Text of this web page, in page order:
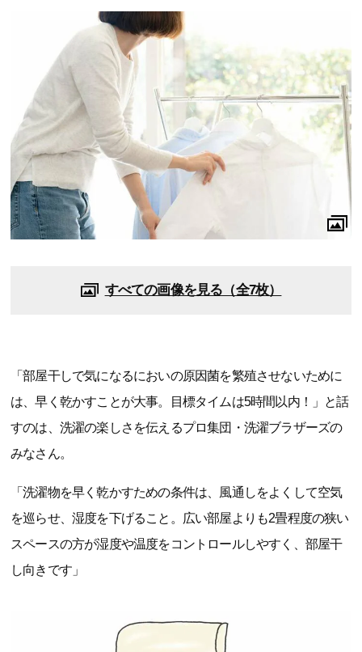
すべての画像を見る（全7枚）
「部屋干しで気になるにおいの原因菌を繁殖させないために
は、早く乾かすことが大事。目標タイムは5時間以内！」と話
すのは、洗濯の楽しさを伝えるプロ集団・洗濯ブラザーズの
みなさん。
「洗濯物を早く乾かすための条件は、風通しをよくして空気
を巡らせ、湿度を下げること。広い部屋よりも2畳程度の狭い
スペースの方が湿度や温度をコントロールしやすく、部屋干
し向きです」